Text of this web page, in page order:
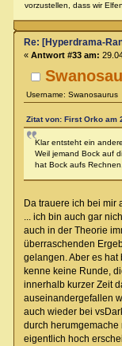
vorzustellen, dass wir
Username: Swanosaurus
Re: [Hyperdrama-
« Antwort #33 am:
Zitat von: First Orko am
Klar entsteht ein
Weil jemand Bock auf
hat Bock aufs
Da trauere ich bei mir
... ich bin auch gar
auch in der Theorie
überraschenden
gelangen. Aber es hat
kenne keine Runde,
innerhalb kurzer Zeit
auseinandergefallen
auch wieder bei
durch herumgemache
eigentlich hoch